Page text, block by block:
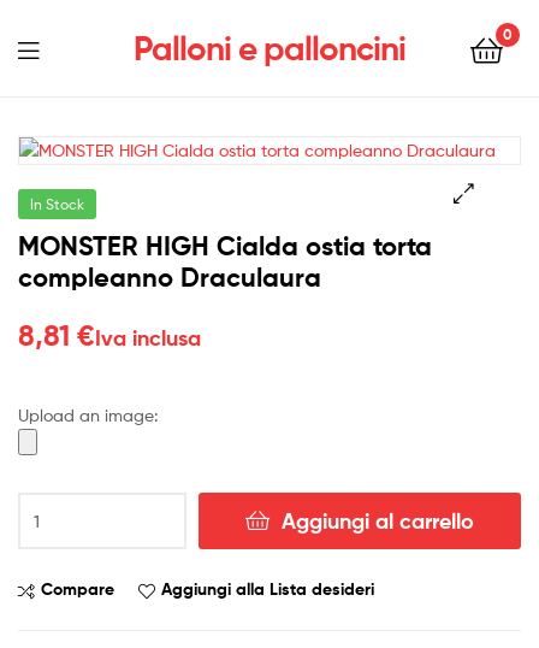
Palloni e palloncini 0
Menu
In Stock
MONSTER HIGH Cialda ostia torta
compleanno Draculaura
8,81 €Iva inclusa
Upload an image:
HIGH
ostia
Aggiungi al carrello
Compare Aggiungi alla Lista desideri